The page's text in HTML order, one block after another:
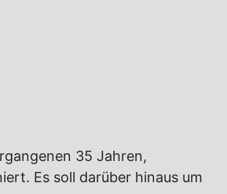
35 Jahren,
Es soll darüber hinaus um